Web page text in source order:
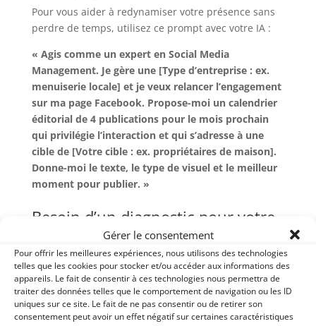
Gérer le consentement
Pour offrir les meilleures expériences, nous utilisons des technologies
telles que les cookies pour stocker et/ou accéder aux informations des
appareils. Le fait de consentir à ces technologies nous permettra de
traiter des données telles que le comportement de navigation ou les ID
uniques sur ce site. Le fait de ne pas consentir ou de retirer son
consentement peut avoir un effet négatif sur certaines caractéristiques
Pour vous aider à redynamiser votre présence sans
perdre de temps, utilisez ce prompt avec votre IA :
« Agis comme un expert en Social Media
Management. Je gère une [Type d’entreprise : ex.
menuiserie locale] et je veux relancer l’engagement
sur ma page Facebook. Propose-moi un calendrier
éditorial de 4 publications pour le mois prochain
qui privilégie l’interaction et qui s’adresse à une
cible de [Votre cible : ex. propriétaires de maison].
Donne-moi le texte, le type de visuel et le meilleur
moment pour publier. »
Besoin d’un diagnostic pour votre
stratégie digitale ?
Le paysage des réseaux sociaux évolue vite et il est
parfois difficile de savoir où investir son énergie. Si
vous souhaitez échanger sur votre présence en
ligne, je vous propose unappel diagnostic gratuit de
30 minutes.